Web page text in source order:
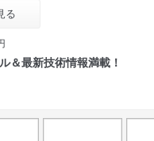
る
＆最新技術情報満載！